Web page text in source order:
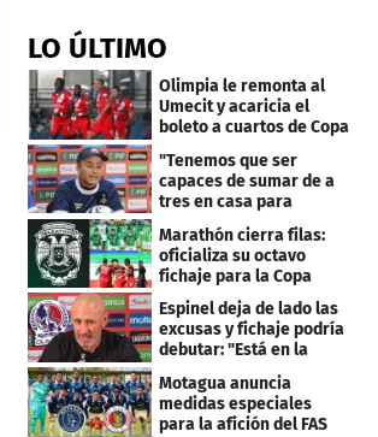
LO ÚLTIMO
Olimpia le remonta al
Umecit y acaricia el
boleto a cuartos de Copa
"Tenemos que ser
capaces de sumar de a
tres en casa para
asegurar la
clasificación"
Marathón cierra filas:
oficializa su octavo
fichaje para la Copa
Centroamericana
Espinel deja de lado las
excusas y fichaje podría
debutar: "Está en la
Motagua anuncia
medidas especiales
para la afición del FAS